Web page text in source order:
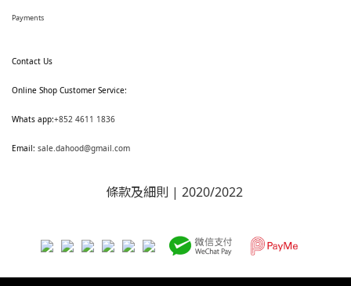
Payments
Contact Us
Online Shop Customer Service:
Whats app:+852 4611 1836
Email: sale.dahood@gmail.com
條款及細則 | 2020/2022